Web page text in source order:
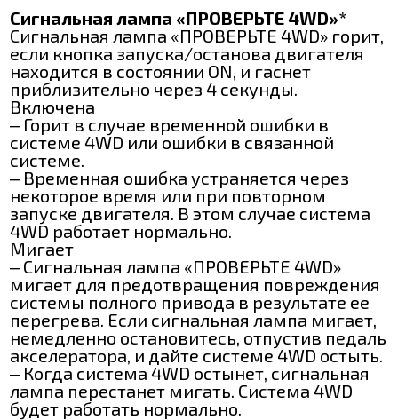
Сигнальная лампа «ПРОВЕРЬТЕ 4WD»*
Сигнальная лампа «ПРОВЕРЬТЕ 4WD» горит,
если кнопка запуска/останова двигателя
находится в состоянии ON, и гаснет
приблизительно через 4 секунды.
Включена
‒ Горит в случае временной ошибки в
системе 4WD или ошибки в связанной
системе.
‒ Временная ошибка устраняется через
некоторое время или при повторном
запуске двигателя. В этом случае система
4WD работает нормально.
Мигает
‒ Сигнальная лампа «ПРОВЕРЬТЕ 4WD»
мигает для предотвращения повреждения
системы полного привода в результате ее
перегрева. Если сигнальная лампа мигает,
немедленно остановитесь, отпустив педаль
акселератора, и дайте системе 4WD остыть.
‒ Когда система 4WD остынет, сигнальная
лампа перестанет мигать. Система 4WD
будет работать нормально.